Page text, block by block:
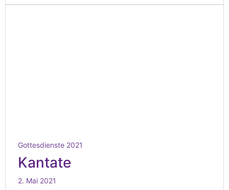
Gottesdienste 2021
Kantate
2. Mai 2021